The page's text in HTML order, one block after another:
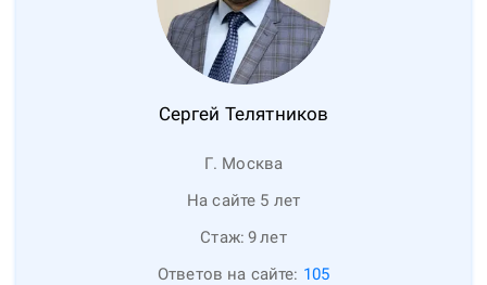
Сергей Телятников
Г. Москва
На сайте 5 лет
Стаж: 9лет
Ответов на сайте: 105